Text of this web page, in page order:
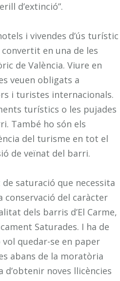
d’extinció”.
i vivendes d’ús turístic
en una de les
de València. Viure en
veuen obligats a
i turistes internacionals.
turístics o les pujades
També ho són els
del turisme en tot el
de veïnat del barri.
saturació que necessita
conservació del caràcter
dels barris d’El Carme,
Saturades. I ha de
quedar-se en paper
abans de la moratòria
noves llicències